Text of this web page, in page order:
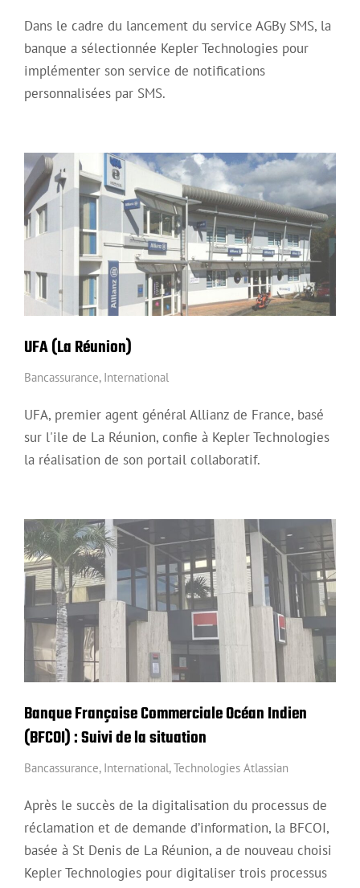
Dans le cadre du lancement du service AGBy SMS, la
banque a sélectionnée Kepler Technologies pour
implémenter son service de notifications
personnalisées par SMS.
UFA (La Réunion)
Bancassurance, International
UFA, premier agent général Allianz de France, basé
sur l'ile de La Réunion, confie à Kepler Technologies
la réalisation de son portail collaboratif.
Banque Française Commerciale Océan Indien
(BFCOI) : Suivi de la situation
Bancassurance, International,Technologies Atlassian
Après le succès de la digitalisation du processus de
réclamation et de demande d’information, la BFCOI,
basée à St Denis de La Réunion, a de nouveau choisi
Kepler Technologies pour digitaliser trois processus